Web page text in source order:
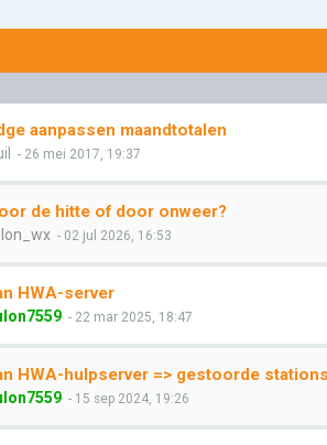
aanpassen maandtotalen
- 26 mei 2017, 19:37
de hitte of door onweer?
- 02 jul 2026, 16:53
HWA-server
- 22 mar 2025, 18:47
HWA-hulpserver => gestoorde
- 15 sep 2024, 19:26